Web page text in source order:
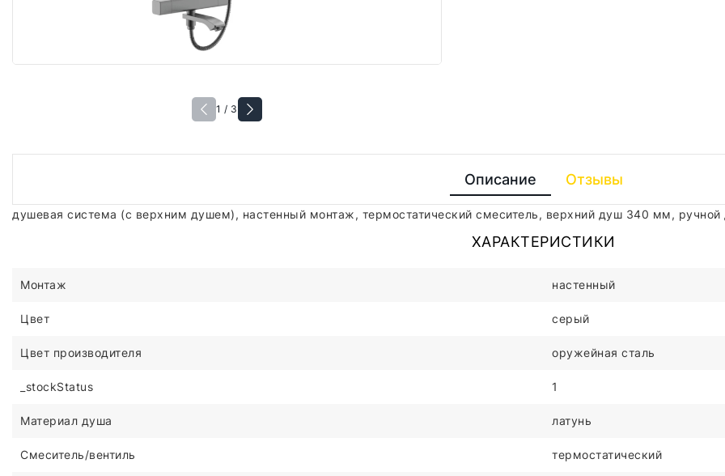
1 / 3
Описание Отзывы
душевая система (с верхним душем), настенный монтаж, термостатический смеситель, верхний душ 340 мм,
ХАРАКТЕРИСТИКИ
Монтаж настенный
Цвет серый
Цвет производителя оружейная сталь
_stockStatus 1
Материал душа латунь
Смеситель/вентиль термостатический